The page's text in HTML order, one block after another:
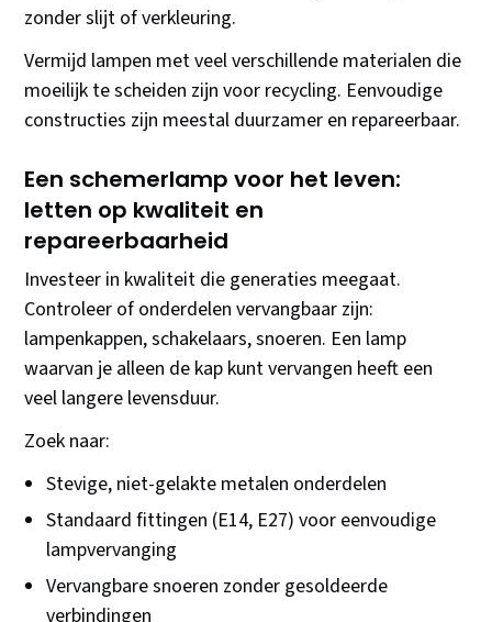
zonder slijt of verkleuring.
Vermijd lampen met veel verschillende materialen die
moeilijk te scheiden zijn voor recycling. Eenvoudige
constructies zijn meestal duurzamer en repareerbaar.
Een schemerlamp voor het leven:
letten op kwaliteit en
repareerbaarheid
Investeer in kwaliteit die generaties meegaat.
Controleer of onderdelen vervangbaar zijn:
lampenkappen, schakelaars, snoeren. Een lamp
waarvan je alleen de kap kunt vervangen heeft een
veel langere levensduur.
Zoek naar:
Stevige, niet-gelakte metalen onderdelen
Standaard fittingen (E14, E27) voor eenvoudige
lampvervanging
Vervangbare snoeren zonder gesoldeerde
verbindingen